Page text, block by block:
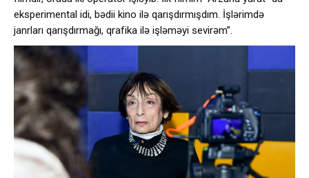
eksperimental idi, bədii kino ilə qarışdırmışdım. İşlərimdə
janrları qarışdırmağı, qrafika ilə işləməyi sevirəm”.